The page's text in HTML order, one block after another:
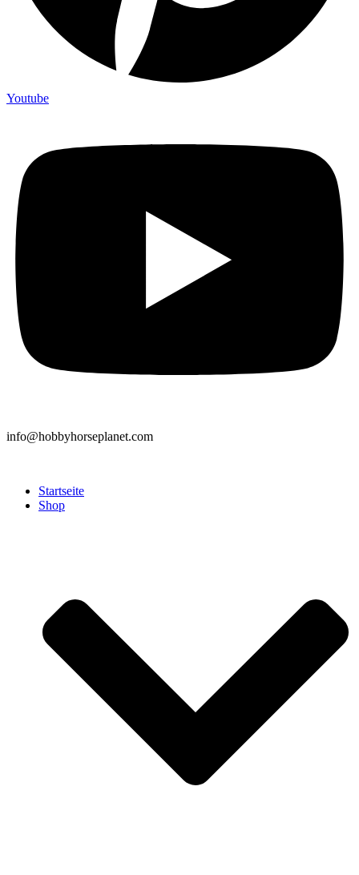
Youtube
info@hobbyhorseplanet.com
Startseite
Shop